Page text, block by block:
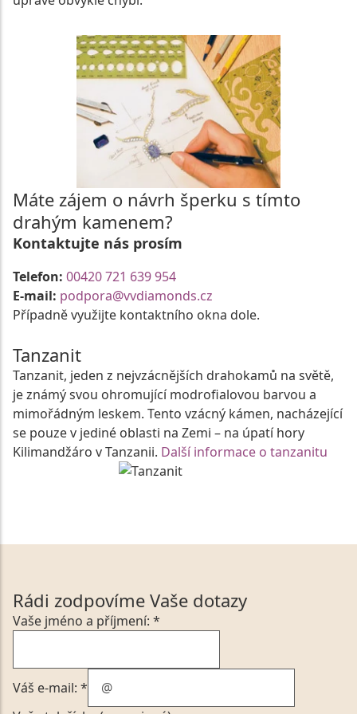
Máte zájem o návrh šperku s tímto
drahým kamenem?
Kontaktujte nás prosím
Telefon: 00420 721 639 954
E-mail: podpora@vvdiamonds.cz
Případně využijte kontaktního okna dole.
Tanzanit
Tanzanit, jeden z nejvzácnějších drahokamů na světě,
je známý svou ohromující modrofialovou barvou a
mimořádným leskem. Tento vzácný kámen, nacházející
se pouze v jediné oblasti na Zemi – na úpatí hory
Kilimandžáro v Tanzanii. Další informace o tanzanitu
Rádi zodpovíme Vaše dotazy
Vaše jméno a příjmení: *
Váš e-mail: *